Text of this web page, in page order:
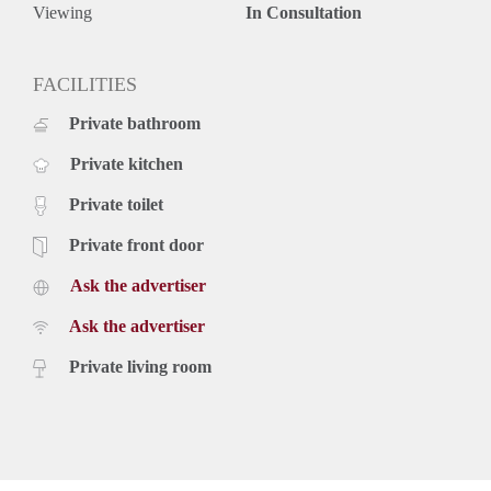
LET OP: Inkomenseis € 4.375,- netto per maand
Het appartement ligt in de wijk Klarendal, nabij het
Het stadscentrum en station Velperpoort zijn op loopafstand
Huurvoorwaarden
• Beschikbaar per 1 april
• Huurprijs: € 1.750,- per maand
• Waarborgsom: € 2.900,-
belastingen
• Minimale huurperiode shortstay: 3 maanden
• Maximale huurperiode shortstay: 6 maanden (zonder
verlenging)
Viewing In Consultation
FACILITIES
Private bathroom
Private kitchen
Private toilet
Private front door
Ask the advertiser
Ask the advertiser
Private living room